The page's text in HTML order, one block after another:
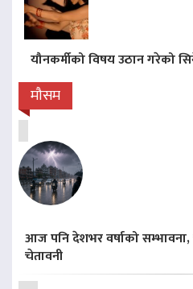
यौनकर्मीको विषय उठान गरेको
मौसम
आज पनि देशभर वर्षाको सम्भावना,
चेतावनी